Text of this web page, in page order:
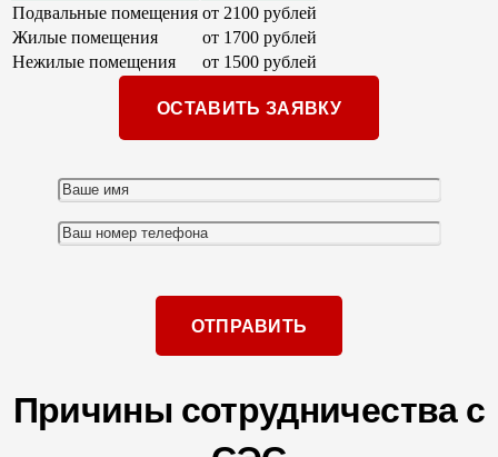
Подвальные помещения от 2100 рублей
Жилые помещения
от 1700 рублей
Нежилые помещения
от 1500 рублей
ОСТАВИТЬ ЗАЯВКУ
Причины сотрудничества с